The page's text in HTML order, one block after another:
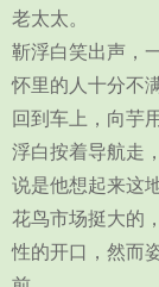
老太太。
靳浮白笑出声，
怀里的人十分不
回到车上，向芋
浮白按着导航走
说是他想起来这
花鸟市场挺大的
性的开口，然而